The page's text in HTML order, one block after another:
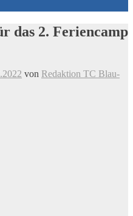
das 2. Feriencamp
von Redaktion TC Blau-